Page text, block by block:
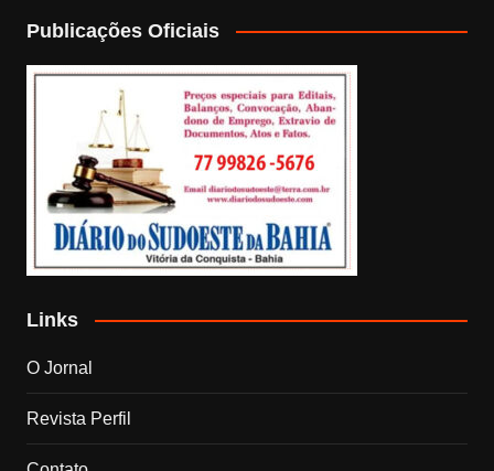
Publicações Oficiais
Links
O Jornal
Revista Perfil